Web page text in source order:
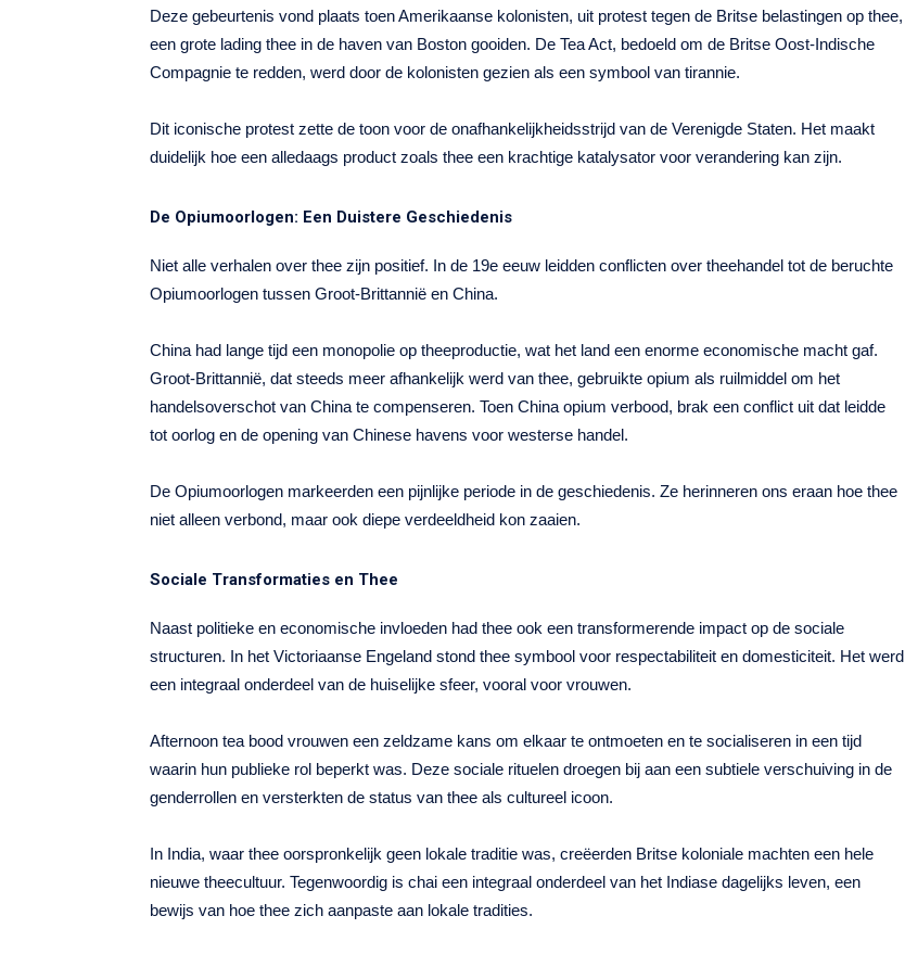
Deze gebeurtenis vond plaats toen Amerikaanse kolonisten, uit protest tegen de Britse belastingen op thee,
een grote lading thee in de haven van Boston gooiden. De Tea Act, bedoeld om de Britse Oost-Indische
Compagnie te redden, werd door de kolonisten gezien als een symbool van tirannie.
Dit iconische protest zette de toon voor de onafhankelijkheidsstrijd van de Verenigde Staten. Het maakt
duidelijk hoe een alledaags product zoals thee een krachtige katalysator voor verandering kan zijn.
De Opiumoorlogen: Een Duistere Geschiedenis
Niet alle verhalen over thee zijn positief. In de 19e eeuw leidden conflicten over theehandel tot de beruchte
Opiumoorlogen tussen Groot-Brittannië en China.
China had lange tijd een monopolie op theeproductie, wat het land een enorme economische macht gaf.
Groot-Brittannië, dat steeds meer afhankelijk werd van thee, gebruikte opium als ruilmiddel om het
handelsoverschot van China te compenseren. Toen China opium verbood, brak een conflict uit dat leidde
tot oorlog en de opening van Chinese havens voor westerse handel.
De Opiumoorlogen markeerden een pijnlijke periode in de geschiedenis. Ze herinneren ons eraan hoe thee
niet alleen verbond, maar ook diepe verdeeldheid kon zaaien.
Sociale Transformaties en Thee
Naast politieke en economische invloeden had thee ook een transformerende impact op de sociale
structuren. In het Victoriaanse Engeland stond thee symbool voor respectabiliteit en domesticiteit. Het werd
een integraal onderdeel van de huiselijke sfeer, vooral voor vrouwen.
Afternoon tea bood vrouwen een zeldzame kans om elkaar te ontmoeten en te socialiseren in een tijd
waarin hun publieke rol beperkt was. Deze sociale rituelen droegen bij aan een subtiele verschuiving in de
genderrollen en versterkten de status van thee als cultureel icoon.
In India, waar thee oorspronkelijk geen lokale traditie was, creëerden Britse koloniale machten een hele
nieuwe theecultuur. Tegenwoordig is chai een integraal onderdeel van het Indiase dagelijks leven, een
bewijs van hoe thee zich aanpaste aan lokale tradities.